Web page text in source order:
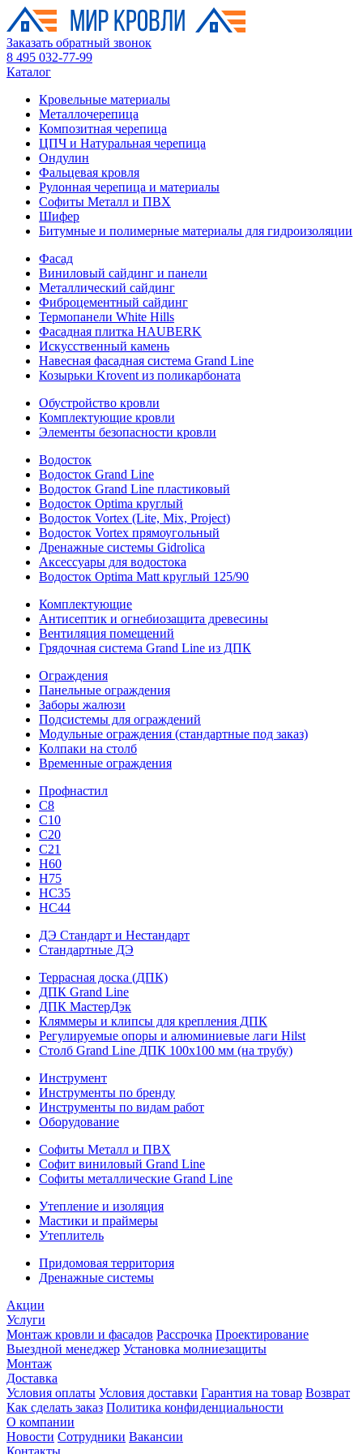
Заказать обратный звонок
8 495 032-77-99
Каталог
Кровельные материалы
Металлочерепица
Композитная черепица
ЦПЧ и Натуральная черепица
Ондулин
Фальцевая кровля
Рулонная черепица и материалы
Софиты Металл и ПВХ
Шифер
Битумные и полимерные материалы для гидроизоляции
Фасад
Виниловый сайдинг и панели
Металлический сайдинг
Фиброцементный сайдинг
Термопанели White Hills
Фасадная плитка HAUBERK
Искусственный камень
Навесная фасадная система Grand Line
Козырьки Krovent из поликарбоната
Обустройство кровли
Комплектующие кровли
Элементы безопасности кровли
Водосток
Водосток Grand Line
Водосток Grand Line пластиковый
Водосток Optima круглый
Водосток Vortex (Lite, Mix, Project)
Водосток Vortex прямоугольный
Дренажные системы Gidrolica
Аксессуары для водостока
Водосток Optima Matt круглый 125/90
Комплектующие
Антисептик и огнебиозащита древесины
Вентиляция помещений
Грядочная система Grand Line из ДПК
Ограждения
Панельные ограждения
Заборы жалюзи
Подсистемы для ограждений
Модульные ограждения (стандартные под заказ)
Колпаки на столб
Временные ограждения
Профнастил
С8
С10
С20
С21
H60
H75
HС35
НС44
ДЭ Стандарт и Нестандарт
Стандартные ДЭ
Террасная доска (ДПК)
ДПК Grand Line
ДПК МастерДэк
Кляммеры и клипсы для крепления ДПК
Регулируемые опоры и алюминиевые лаги Hilst
Столб Grand Line ДПК 100х100 мм (на трубу)
Инструмент
Инструменты по бренду
Инструменты по видам работ
Оборудование
Софиты Металл и ПВХ
Софит виниловый Grand Line
Софиты металлические Grand Line
Утепление и изоляция
Мастики и праймеры
Утеплитель
Придомовая территория
Дренажные системы
Акции
Услуги
Монтаж кровли и фасадов Рассрочка Проектирование
Выездной менеджер Установка молниезащиты
Монтаж
Доставка
Условия оплаты Условия доставки Гарантия на товар Возврат
Как сделать заказ Политика конфиденциальности
О компании
Новости Сотрудники Вакансии
Контакты